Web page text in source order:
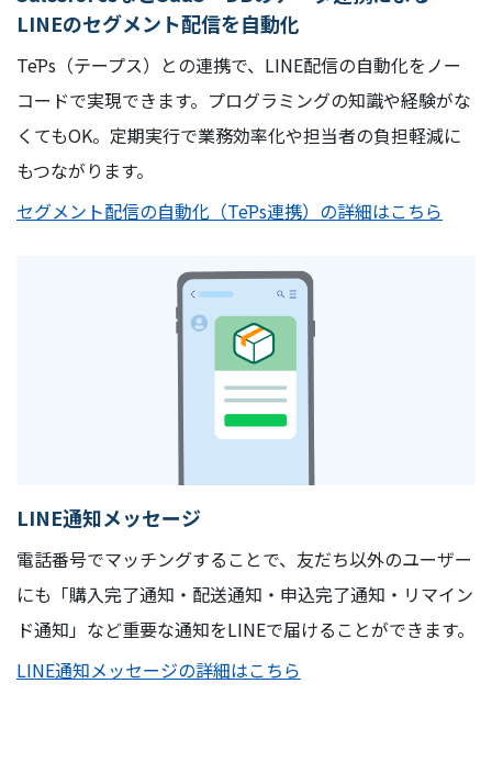
LINEのセグメント配信を自動化
TēPs（テープス）との連携で、LINE配信の自動化をノー
コードで実現できます。プログラミングの知識や経験がな
くてもOK。定期実行で業務効率化や担当者の負担軽減に
もつながります。
セグメント配信の自動化（TēPs連携）の詳細はこちら
LINE通知メッセージ
電話番号でマッチングすることで、友だち以外のユーザー
にも「購入完了通知・配送通知・申込完了通知・リマイン
ド通知」など重要な通知をLINEで届けることができます。
LINE通知メッセージの詳細はこちら